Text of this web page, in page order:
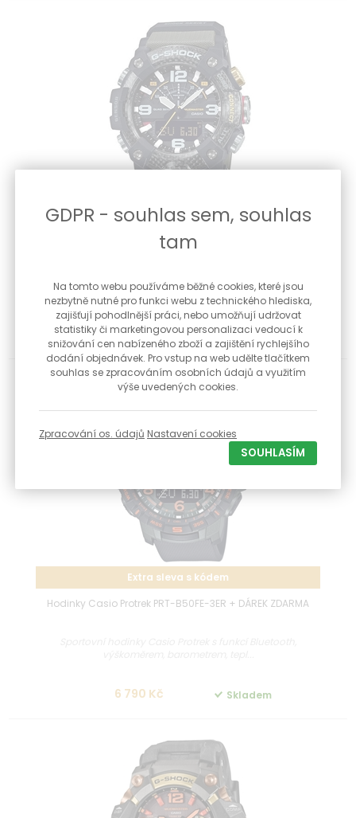
Extra sleva s kódem
Pánské hodinky Casio Mudmaster GG-B100X-1A3ER +
Vysoce odolné pánské hodinky Casio G-SHOCK Mudmaster
Carbon Core Guard s bluetoo...
9 990 Kč Skladem
Extra sleva s kódem
Hodinky Casio Protrek PRT-B50FE-3ER + DÁREK ZDARMA
6 790 Kč Skladem
GDPR - souhlas sem, souhlas
tam
Na tomto webu používáme běžné cookies, které jsou
nezbytně nutné pro funkci webu z technického hlediska,
zajišťují pohodlnější práci, nebo umožňují udržovat
statistiky či marketingovou personalizaci vedoucí k
snižování cen nabízeného zboží a zajištění rychlejšího
dodání objednávek. Pro vstup na web udělte tlačítkem
souhlas se zpracováním osobních údajů a využitím
výše uvedených cookies.
Zpracování os. údajů Nastavení cookies
SOUHLASÍM